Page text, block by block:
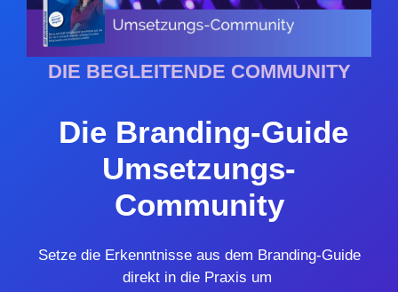
DIE BEGLEITENDE COMMUNITY
Die Branding-Guide
Umsetzungs-
Community
Setze die Erkenntnisse aus dem Branding-Guide
direkt in die Praxis um